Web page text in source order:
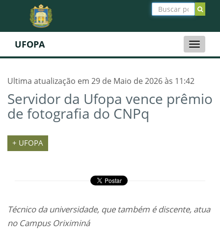
Toggle
UFOPA
Ultima atualização em 29 de Maio de 2026 às 11:42
Servidor da Ufopa vence prêmio
de fotografia do CNPq
+ UFOPA
Técnico da universidade, que também é discente, atua
no Campus Oriximiná